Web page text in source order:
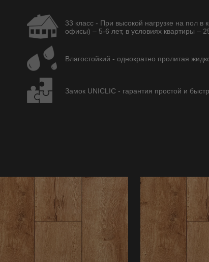
33 класс - При высокой нагрузке на пол
офисы) – 5-6 лет, в условиях квартиры –
Влагостойкий - однократно пролитая
Замок UNICLIC - гарантия простой и